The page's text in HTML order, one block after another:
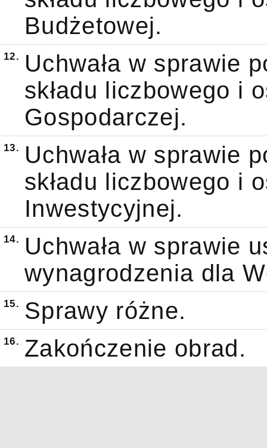
Budżetowej.
12.
Uchwała w sprawie
składu liczbowego i
Gospodarczej.
13.
Uchwała w sprawie
składu liczbowego i
Inwestycyjnej.
14.
Uchwała w sprawie
wynagrodzenia dla
15. Sprawy różne.
16. Zakończenie obrad.